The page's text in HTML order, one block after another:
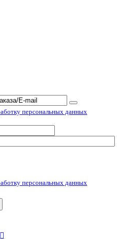
персональных данных
персональных данных
